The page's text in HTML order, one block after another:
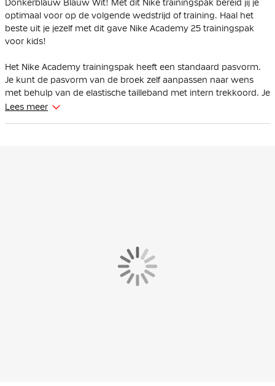
Donkerblauw Blauw Wit! Met dit Nike trainingspak bereid jij je
optimaal voor op de volgende wedstrijd of training. Haal het
beste uit je jezelf met dit gave Nike Academy 25 trainingspak
voor kids!
Het Nike Academy trainingspak heeft een standaard pasvorm.
Je kunt de pasvorm van de broek zelf aanpassen naar wens
met behulp van de elastische tailleband met intern trekkoord. Je
bepaalt zelf hoe je het trainingspak draagt dankzij de full-zip
van de trainingsbroek vermindert materiaalverspilling.
Lees meer